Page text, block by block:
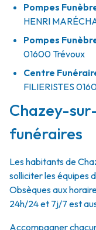
Pompes
HENRI
Pompes
01600 Trévoux
Centre
FILIERISTES
Chazey-
funéraires
Les habitants de
solliciter les équipes
Obsèques aux
24h/24 et 7j/7 est
Accompagner